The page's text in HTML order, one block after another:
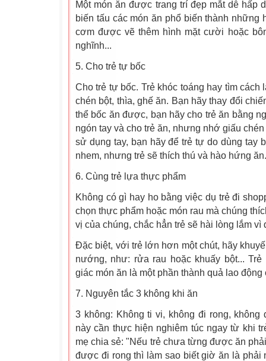
Một món ăn được trang trí đẹp mắt dễ hấp
biến tấu các món ăn phổ biến thành những
cơm được vẽ thêm hình mặt cười hoặc
nghĩnh...
5. Cho trẻ tự bốc
Cho trẻ tự bốc. Trẻ khóc toáng hay tìm cách
chén bột, thìa, ghế ăn. Bạn hãy thay đổi
thể bốc ăn được, bạn hãy cho trẻ ăn bằng
ngón tay và cho trẻ ăn, nhưng nhớ giấu
sử dụng tay, bạn hãy để trẻ tự do dùng tay
nhem, nhưng trẻ sẽ thích thú và hào hứng ăn.
6. Cùng trẻ lựa thực phẩm
Không có gì hay ho bằng việc dụ trẻ đi
chọn thực phẩm hoặc món rau mà chúng
vị của chúng, chắc hẳn trẻ sẽ hài lòng lắm
Đặc biệt, với trẻ lớn hơn một chút, hãy
nướng, như: rửa rau hoặc khuấy bột...
giác món ăn là một phần thành quả lao động
7. Nguyên tắc 3 không khi ăn
3 không: Không ti vi, không đi rong, không
này cần thực hiện nghiêm túc ngay từ khi
mẹ chia sẻ: "Nếu trẻ chưa từng được ăn
được đi rong thì làm sao biết giờ ăn là phải